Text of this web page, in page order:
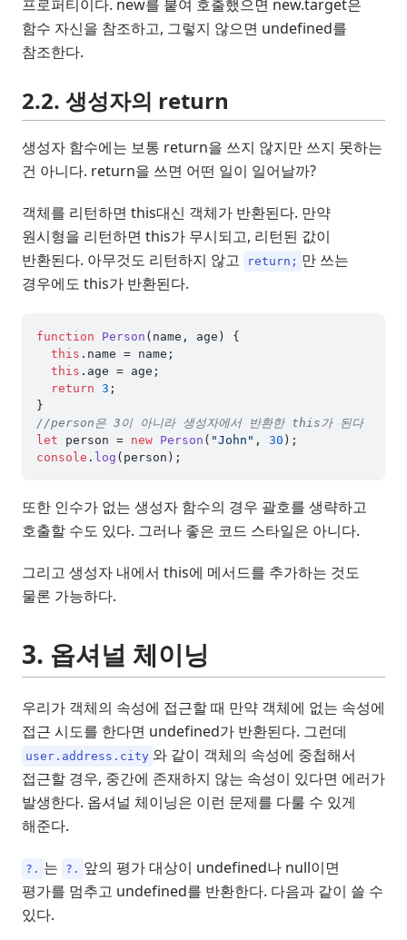
프로퍼티이다. new를 붙여 호출했으면 new.target은
함수 자신을 참조하고, 그렇지 않으면 undefined를
참조한다.
2.2. 생성자의 return
생성자 함수에는 보통 return을 쓰지 않지만 쓰지 못하는
건 아니다. return을 쓰면 어떤 일이 일어날까?
객체를 리턴하면 this대신 객체가 반환된다. 만약
원시형을 리턴하면 this가 무시되고, 리턴된 값이
반환된다. 아무것도 리턴하지 않고
return; 만 쓰는
경우에도 this가 반환된다.
function Person ( name, age ) {
this . name = name;
this . age = age;
return 3 ;
//person은 3이 아니라 생성자에서 반환한 this가 된다
let person = new Person ( "John" , 30
console . log
또한 인수가 없는 생성자 함수의 경우 괄호를 생략하고
호출할 수도 있다. 그러나 좋은 코드 스타일은 아니다.
그리고 생성자 내에서 this에 메서드를 추가하는 것도
물론 가능하다.
3. 옵셔널 체이닝
우리가 객체의 속성에 접근할 때 만약 객체에 없는 속성에
접근 시도를 한다면 undefined가 반환된다. 그런데
user.address.city 와 같이 객체의 속성에 중첩해서
접근할 경우, 중간에 존재하지 않는 속성이 있다면 에러가
발생한다. 옵셔널 체이닝은 이런 문제를 다룰 수 있게
해준다.
?. 는 ?. 앞의 평가 대상이 undefined나 null이면
평가를 멈추고 undefined를 반환한다. 다음과 같이 쓸 수
있다.